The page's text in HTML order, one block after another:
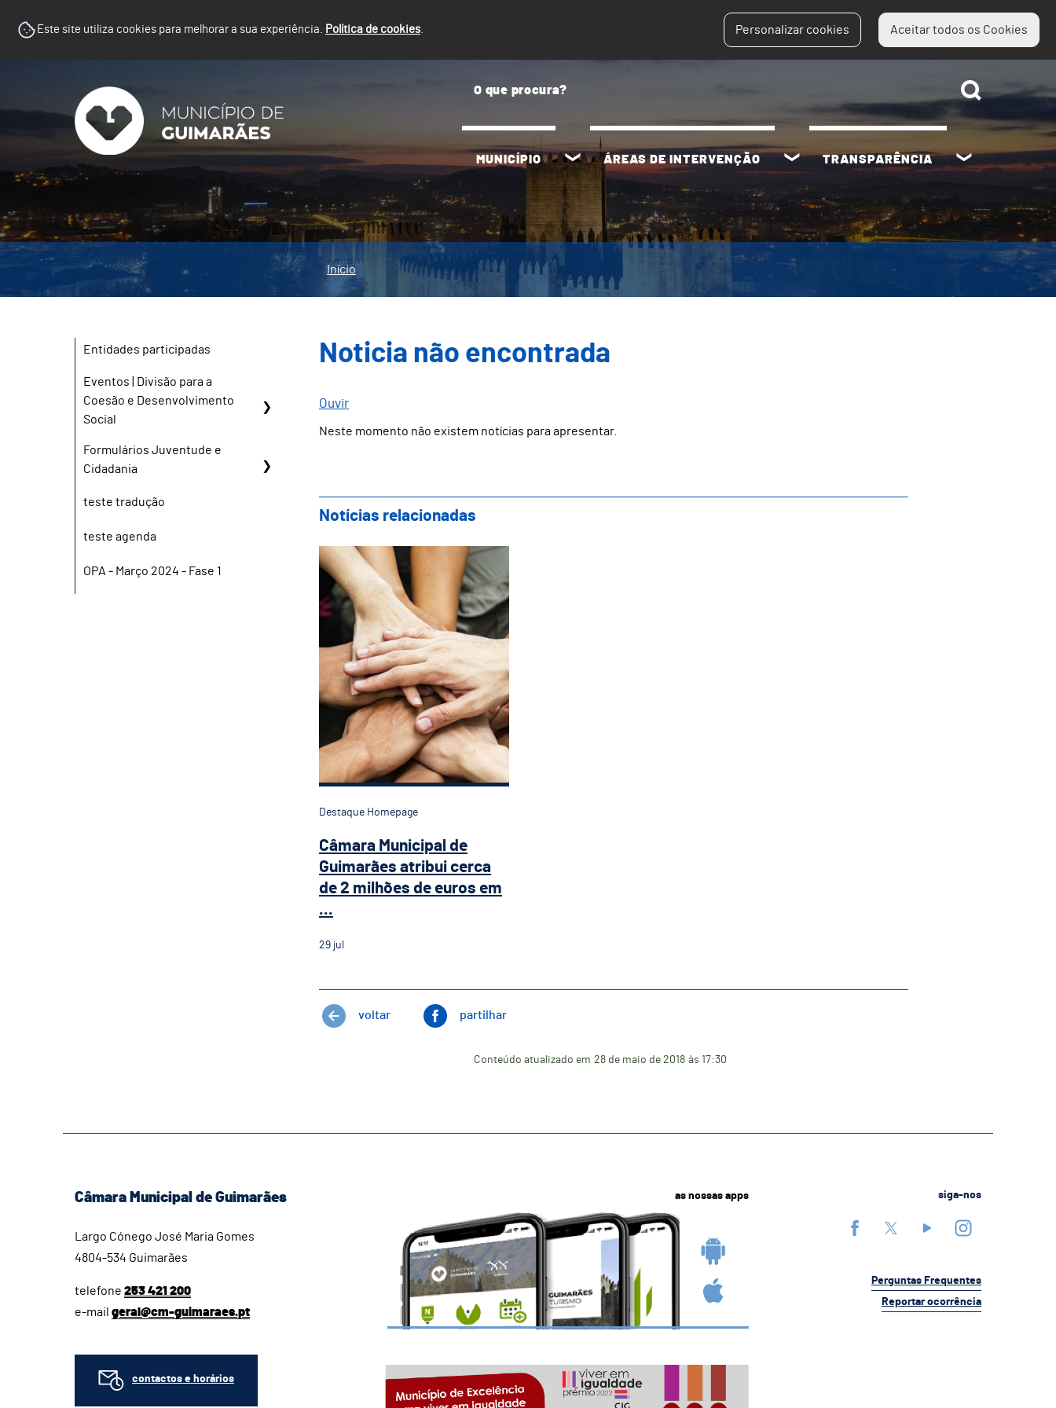
Este site utiliza cookies para melhorar a sua experiência. Política de cookies. Personalizar cookies Aceitar todos os Cookies
MUNICÍPIO ÁREAS DE INTERVENÇÃO TRANSPARÊNCIA
Início
Entidades participadas
Eventos | Divisão para a
Coesão e Desenvolvimento
Social
Formulários Juventude e
Cidadania
teste tradução
teste agenda
OPA - Março 2024 - Fase 1
Noticia não encontrada
Ouvir
Neste momento não existem notícias para apresentar.
Notícias relacionadas
Câmara Municipal de Guimarães atribui cerca de 2 milhões de euros em subsídios para
Destaque Homepage
Câmara Municipal de
Guimarães atribui cerca
de 2 milhões de euros em
...
29 jul
voltar partilhar
Conteúdo atualizado em 28 de maio de 2018 às 17:30
Câmara Municipal de Guimarães
Largo Cónego José Maria Gomes
4804-534 Guimarães
telefone 253 421 200
e-mail geral@cm-guimaraes.pt
contactos e horários
as nossas apps siga-nos
Perguntas Frequentes
Reportar ocorrência